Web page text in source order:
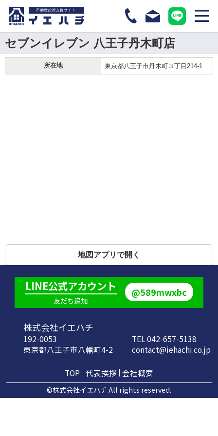
セブンイレブン 八王子丹木町店
所在地 東京都八王子市丹木町３丁目214-1
地図アプリで開く
LINE公式アカウント
友だち追加
@589mwxbc
株式会社イエハチ
192-0053
東京都八王子市八幡町4-2
TEL 042-657-5138
contact@iehachi.co.jp
TOP 代表挨拶 会社概要
©株式会社イエハチ All rights reserved.